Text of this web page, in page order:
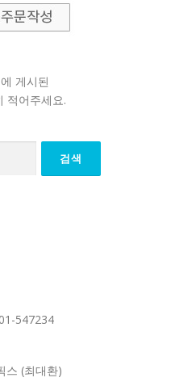
게시된
적어주세요.
547234
스 (최대환)